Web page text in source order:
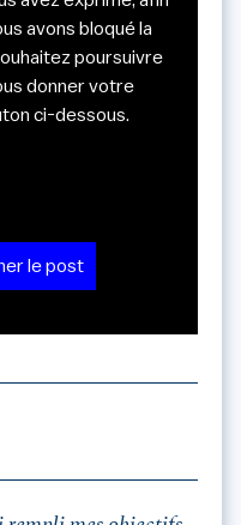
avons bloqué la
poursuivre
donner votre
ci-dessous.
le post